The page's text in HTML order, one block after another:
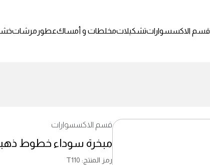
قسم الاكسسواراتتشكيلاتمخلطات و أمساكعطور مرشات
قسم الاكسسوارات
مبخرة سوداء خطوط
رمز المنتج:
T110